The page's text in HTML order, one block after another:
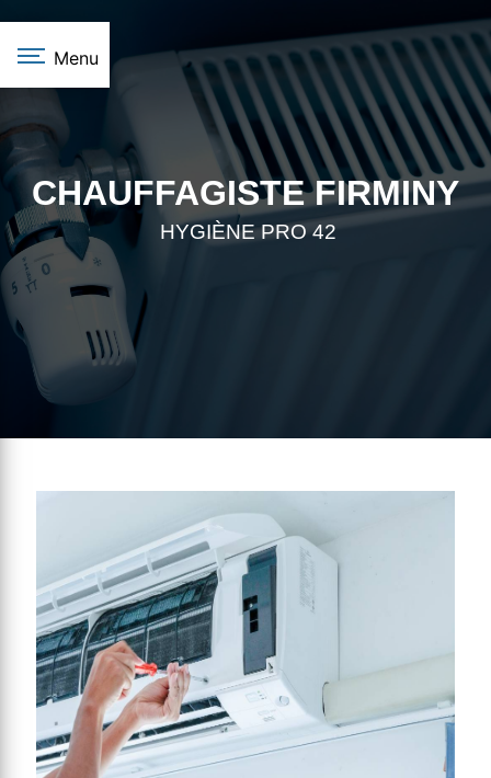
Menu
CHAUFFAGISTE FIRMINY
HYGIÈNE PRO 42